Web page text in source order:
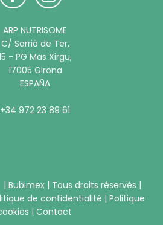
ARP NUTRISOME
Sarrià de Ter,
- PG Mas Xirgu,
17005 Girona
ESPAÑA
972 23 89 61
| Bubimex | Tous droits réservés |
de confidentialité | Politique
| Contact